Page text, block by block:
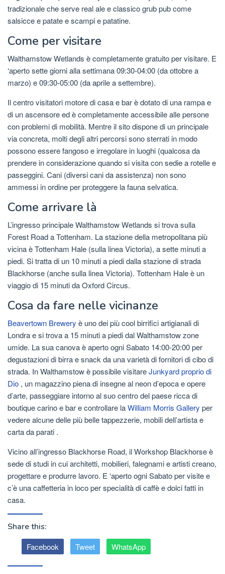
tradizionale che serve real ale e classico grub pub come
salsicce e patate e scampi e patatine.
Come per visitare
Walthamstow Wetlands è completamente gratuito per visitare. E
‘aperto sette giorni alla settimana 09:30-04:00 (da ottobre a
marzo) e 09:30-05:00 (da aprile a settembre).
Il centro visitatori motore di casa e bar è dotato di una rampa e
di un ascensore ed è completamente accessibile alle persone
con problemi di mobilità. Mentre il sito dispone di un principale
via concreta, molti degli altri percorsi sono sterrati in modo
possono essere fangoso e irregolare in luoghi (qualcosa da
prendere in considerazione quando si visita con sedie a rotelle e
passeggini. Cani (diversi cani da assistenza) non sono
ammessi in ordine per proteggere la fauna selvatica.
Come arrivare là
L’ingresso principale Walthamstow Wetlands si trova sulla
Forest Road a Tottenham. La stazione della metropolitana più
vicina è Tottenham Hale (sulla linea Victoria), a sette minuti a
piedi. Si tratta di un 10 minuti a piedi dalla stazione di strada
Blackhorse (anche sulla linea Victoria). Tottenham Hale è un
viaggio di 15 minuti da Oxford Circus.
Cosa da fare nelle vicinanze
Beavertown Brewery è uno dei più cool birrifici artigianali di
Londra e si trova a 15 minuti a piedi dal Walthamstow zone
umide. La sua canova è aperto ogni Sabato 14:00-20:00 per
degustazioni di birra e snack da una varietà di fornitori di cibo di
strada. In Walthamstow è possibile visitareJunkyard proprio di
Dio , un magazzino piena di insegne al neon d’epoca e opere
d’arte, passeggiare intorno al suo centro del paese ricca di
boutique carino e bar e controllare laWilliam Morris Gallery per
vedere alcune delle più belle tappezzerie, mobili dell’artista e
carta da parati .
Vicino all’ingresso Blackhorse Road, il Workshop Blackhorse è
sede di studi in cui architetti, mobilieri, falegnami e artisti creano,
progettare e produrre lavoro. E ‘aperto ogni Sabato per visite e
c’è una caffetteria in loco per specialità di caffè e dolci fatti in
casa.
Share this:
Facebook Tweet WhatsApp